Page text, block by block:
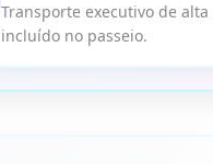
Transporte executivo de
incluído no passeio.